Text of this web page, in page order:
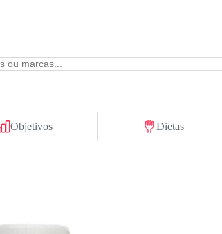
Objetivos Dietas